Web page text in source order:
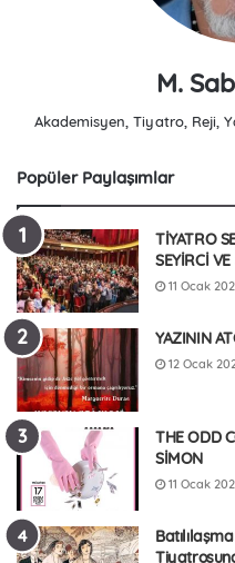
M.
Akademisyen, Tiyatro, Reji,
Popüler Paylaşımlar
TİYATRO
SEYİRCİ
11 Ocak
YAZININ
12 Ocak
THE ODD
SİMON
11 Ocak